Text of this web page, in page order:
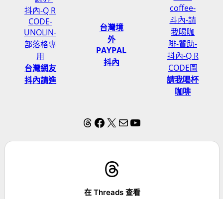
台灣網友
抖內請進
台灣境
外
PAYPAL
抖內
請我喝杯
咖啡
Threads
Facebook
X 電子郵件YouTube
在 Threads 查看